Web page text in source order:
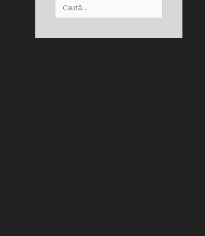
după: